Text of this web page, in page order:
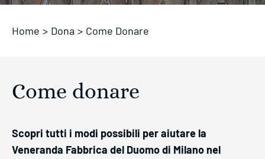
Home > Dona > Come Donare
Come donare
Scopri tutti i modi possibili per aiutare la
Veneranda Fabbrica del Duomo di Milano nel